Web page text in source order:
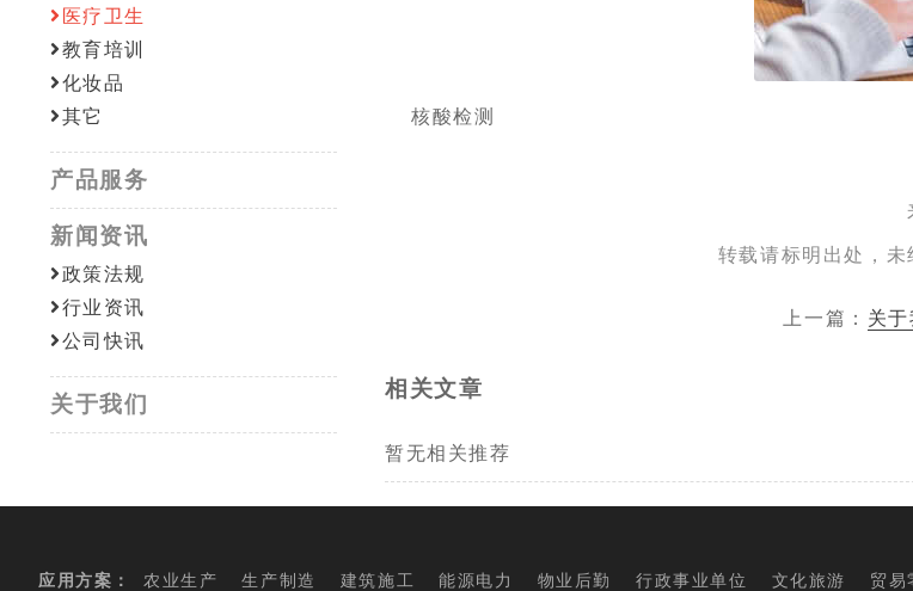
医疗卫生
教育培训
化妆品
其它
产品服务
新闻资讯
政策法规
行业资讯
公司快讯
关于我们
核酸检测
转载请标明出处，
上一篇： 关
相关文章
暂无相关推荐
应用方案： 农业生产 生产制造 建筑施工 能源电力 物业后勤 行政事业单位 文化旅游 贸易